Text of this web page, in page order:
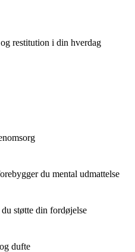
restitution i din hverdag
du mental udmattelse
støtte din fordøjelse
dufte